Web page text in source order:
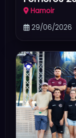
Hamoir
29/06/2026